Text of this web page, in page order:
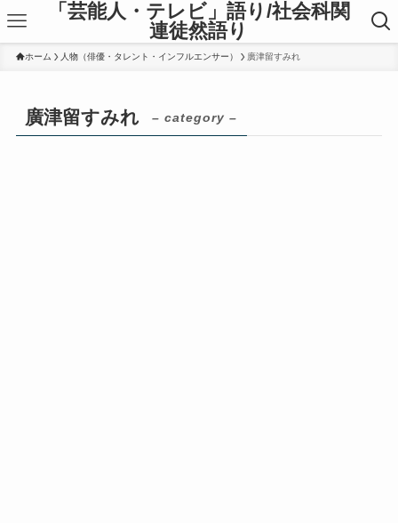
「芸能人・テレビ」語り/社会科関
連徒然語り
ホーム 人物（俳優・タレント・インフルエンサー） 廣津留すみれ
廣津留すみれ – category –